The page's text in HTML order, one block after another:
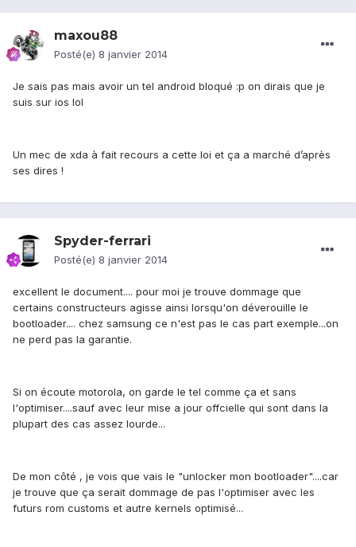
maxou88
Posté(e) 8 janvier 2014
Je sais pas mais avoir un tel android bloqué :p on dirais que je
suis sur ios lol
Un mec de xda à fait recours a cette loi et ça a marché d’après
ses dires !
Spyder-ferrari
Posté(e) 8 janvier 2014
excellent le document.... pour moi je trouve dommage que
certains constructeurs agisse ainsi lorsqu'on déverouille le
bootloader.... chez samsung ce n'est pas le cas part exemple...on
ne perd pas la garantie.
Si on écoute motorola, on garde le tel comme ça et sans
l'optimiser....sauf avec leur mise a jour offcielle qui sont dans la
plupart des cas assez lourde...
De mon côté , je vois que vais le "unlocker mon bootloader"....car
je trouve que ça serait dommage de pas l'optimiser avec les
futurs rom customs et autre kernels optimisé...